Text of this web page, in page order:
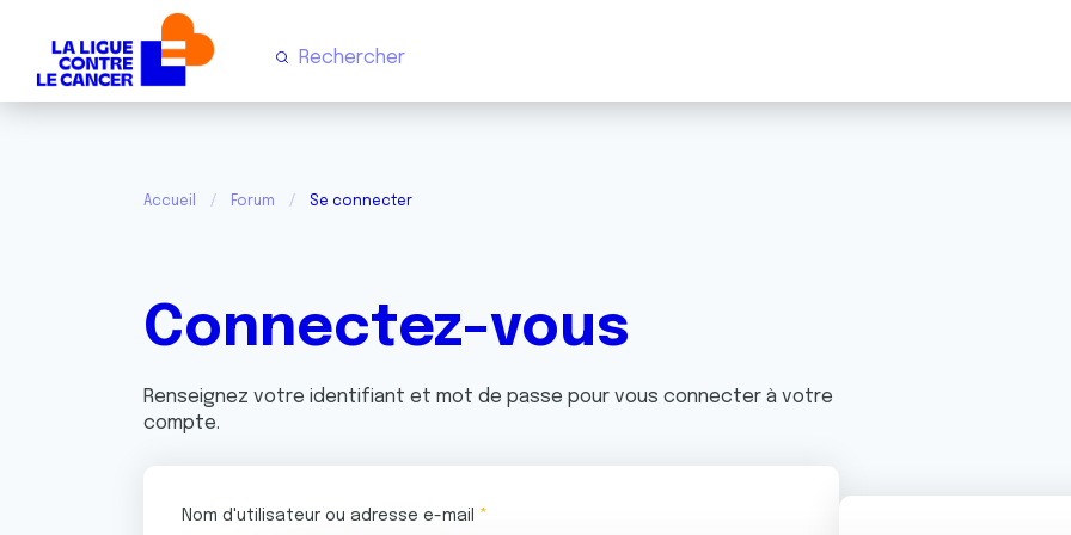
Accueil Forum Se connecter
Connectez-vous
Renseignez votre identifiant et mot de passe pour vous connecter à votre
compte.
Nom d'utilisateur ou adresse e-mail